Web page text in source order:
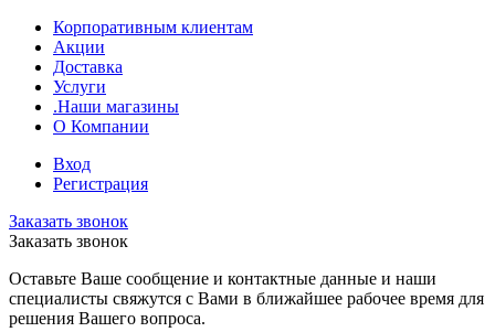
Корпоративным клиентам
Акции
Доставка
Услуги
.Наши магазины
О Компании
Вход
Регистрация
Заказать звонок
Заказать звонок
Оставьте Ваше сообщение и контактные данные и наши
специалисты свяжутся с Вами в ближайшее рабочее время для
решения Вашего вопроса.